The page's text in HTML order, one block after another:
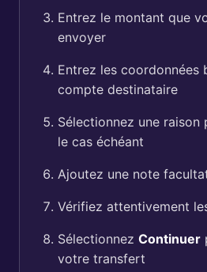
Entrez le montant que
envoyer
Entrez les coordonnées
compte destinataire
Sélectionnez une
le cas échéant
Ajoutez une note
Vérifiez attentivement
Sélectionnez Continuer
votre transfert